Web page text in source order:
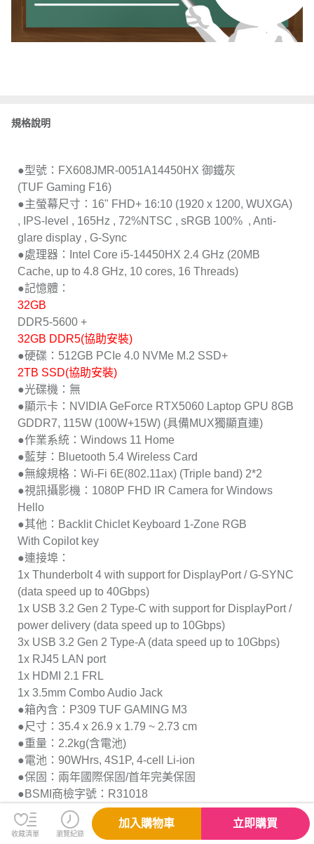
規格說明
●型號：FX608JMR-0051A14450HX 御鐵灰
(TUF Gaming F16)
●主螢幕尺寸：16" FHD+ 16:10 (1920 x 1200, WUXGA)
, IPS-level , 165Hz , 72%NTSC , sRGB 100% , Anti-
glare display , G-Sync
●處理器：Intel Core i5-14450HX 2.4 GHz (20MB
Cache, up to 4.8 GHz, 10 cores, 16 Threads)
●記憶體：
32GB
DDR5-5600 +
32GB DDR5(協助安裝)
●硬碟：512GB PCIe 4.0 NVMe M.2 SSD+
2TB SSD(協助安裝)
●光碟機：無
●顯示卡：NVIDIA GeForce RTX5060 Laptop GPU 8GB
GDDR7, 115W (100W+15W) (具備MUX獨顯直連)
●作業系統：Windows 11 Home
●藍芽：Bluetooth 5.4 Wireless Card
●無線規格：Wi-Fi 6E(802.11ax) (Triple band) 2*2
●視訊攝影機：1080P FHD IR Camera for Windows
Hello
●其他：Backlit Chiclet Keyboard 1-Zone RGB
With Copilot key
●連接埠：
1x Thunderbolt 4 with support for DisplayPort / G-SYNC
(data speed up to 40Gbps)
1x USB 3.2 Gen 2 Type-C with support for DisplayPort /
power delivery (data speed up to 10Gbps)
3x USB 3.2 Gen 2 Type-A (data speed up to 10Gbps)
1x RJ45 LAN port
1x HDMI 2.1 FRL
1x 3.5mm Combo Audio Jack
●箱內含：P309 TUF GAMING M3
●尺寸：35.4 x 26.9 x 1.79 ~ 2.73 cm
●重量：2.2kg(含電池)
●電池：90WHrs, 4S1P, 4-cell Li-ion
●保固：兩年國際保固/首年完美保固
●BSMI商檢字號：R31018
●備註：以上規格僅供參考，如有任何問題，請依原廠公
告為主
收藏清單 瀏覽紀錄
加入購物車 立即購買